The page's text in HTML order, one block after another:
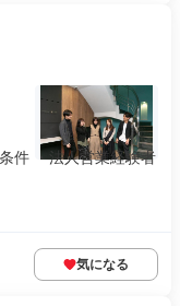
件 ・法人営業経験者
気になる